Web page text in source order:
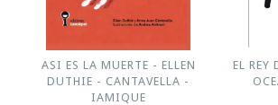
ASI ES LA MUERTE - ELLEN
DUTHIE - CANTAVELLA -
IAMIQUE
EL REY